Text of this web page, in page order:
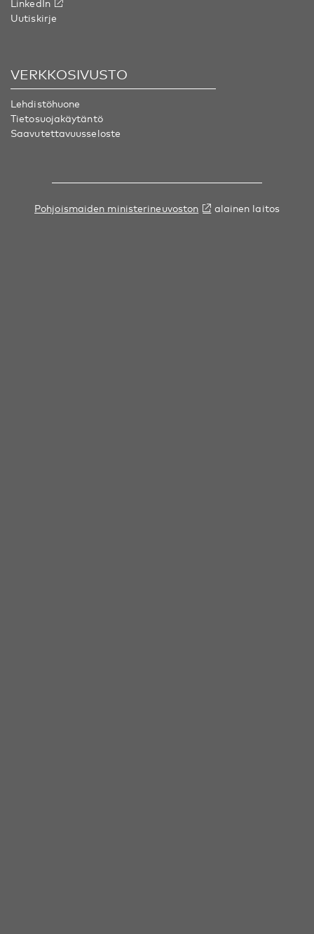
LinkedIn
Uutiskirje
VERKKOSIVUSTO
Lehdistöhuone
Tietosuojakäytäntö
Saavutettavuusseloste
Pohjoismaiden ministerineuvoston alainen laitos